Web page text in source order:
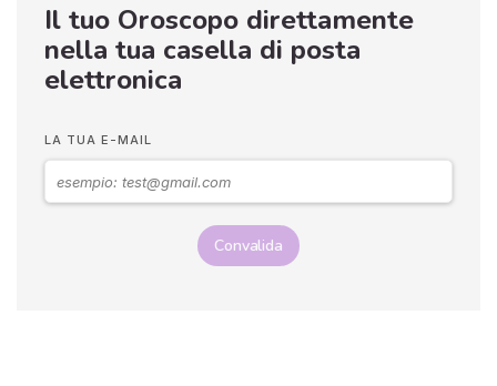
Il tuo Oroscopo direttamente
nella tua casella di posta
elettronica
LA TUA E-MAIL
Convalida